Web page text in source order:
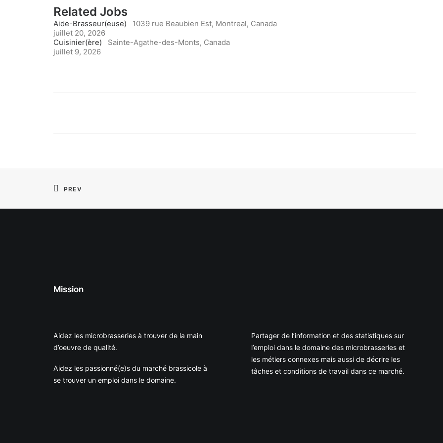
Related Jobs
Aide-Brasseur(euse)
1039 rue Beaubien Est, Montreal, Canada
juillet 20, 2026
Cuisinier(ère)
Sainte-Agathe-des-Monts, Canada
juillet 9, 2026
PREV
Mission
Aidez les microbrasseries à trouver de la main
d’oeuvre de qualité.
Aidez les passionné(e)s du marché brassicole à
se trouver un emploi dans le domaine.
Partager de l’information et des statistiques sur
l’emploi dans le domaine des microbrasseries et
les métiers connexes mais aussi de décrire les
tâches et conditions de travail dans ce marché.